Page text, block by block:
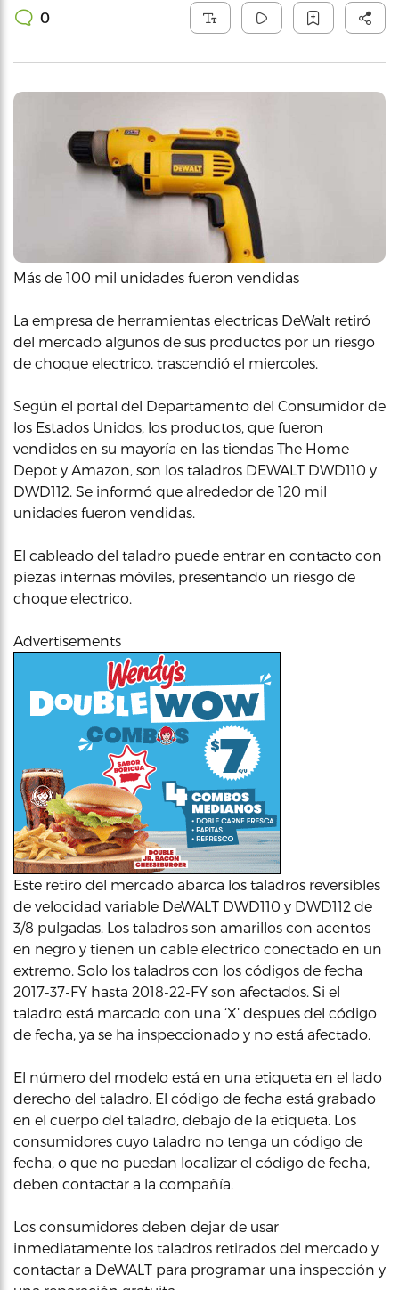
0
Más de 100 mil unidades fueron vendidas
La empresa de herramientas electricas DeWalt retiró
del mercado algunos de sus productos por un riesgo
de choque electrico, trascendió el miercoles.
Según el portal del Departamento del Consumidor de
los Estados Unidos, los productos, que fueron
vendidos en su mayoría en las tiendas The Home
Depot y Amazon, son los taladros DEWALT DWD110 y
DWD112. Se informó que alrededor de 120 mil
unidades fueron vendidas.
El cableado del taladro puede entrar en contacto con
piezas internas móviles, presentando un riesgo de
choque electrico.
Advertisements
Este retiro del mercado abarca los taladros reversibles
de velocidad variable DeWALT DWD110 y DWD112 de
3/8 pulgadas. Los taladros son amarillos con acentos
en negro y tienen un cable electrico conectado en un
extremo. Solo los taladros con los códigos de fecha
2017-37-FY hasta 2018-22-FY son afectados. Si el
taladro está marcado con una ‘X’ despues del código
de fecha, ya se ha inspeccionado y no está afectado.
El número del modelo está en una etiqueta en el lado
derecho del taladro. El código de fecha está grabado
en el cuerpo del taladro, debajo de la etiqueta. Los
consumidores cuyo taladro no tenga un código de
fecha, o que no puedan localizar el código de fecha,
deben contactar a la compañía.
Los consumidores deben dejar de usar
inmediatamente los taladros retirados del mercado y
contactar a DeWALT para programar una inspección y